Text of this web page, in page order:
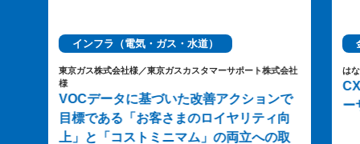
インフラ（電気・ガス・水道）
東京ガス株式会社様／東京ガスカスタマーサポート株式会社
様
VOCデータに基づいた改善アクションで
目標である「お客さまのロイヤリティ向
上」と「コストミニマム」の両立への取
は
ー